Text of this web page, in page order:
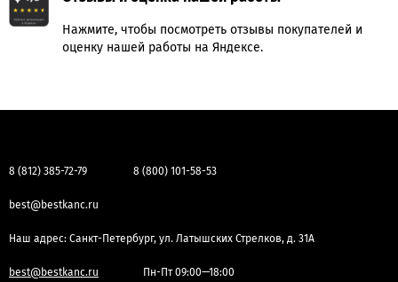
Нажмите, чтобы посмотреть отзывы покупателей и
оценку нашей работы на Яндексе.
8 (812) 385-72-79 8 (800) 101-58-53
best@bestkanc.ru
Наш адрес: Санкт-Петербург, ул. Латышских Стрелков, д. 31А
best@bestkanc.ru Пн-Пт 09:00—18:00